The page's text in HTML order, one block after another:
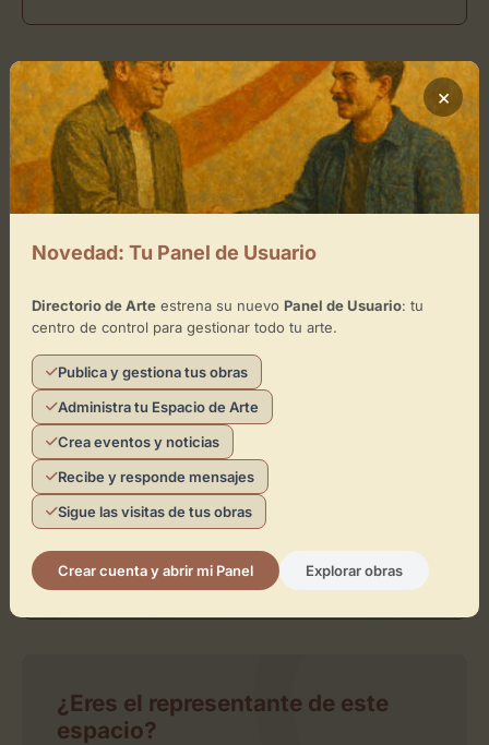
Ubicación de Le Mur Photo Gallery
and Book Store
Cómo llegar
Le Mur Photo Gallery and Book Store
−
Toca el mapa para interactuar
Activar Mapa
¿Eres el representante de este
espacio?
×
Novedad: Tu Panel de Usuario
Directorio de Arteestrena su nuevo Panel de Usuario: tu
centro de control para gestionar todo tu arte.
Publica y gestiona tus obras
Administra tu Espacio de Arte
Crea eventos y noticias
Recibe y responde mensajes
Sigue las visitas de tus obras
Crear cuenta y abrir mi Panel Explorar obras